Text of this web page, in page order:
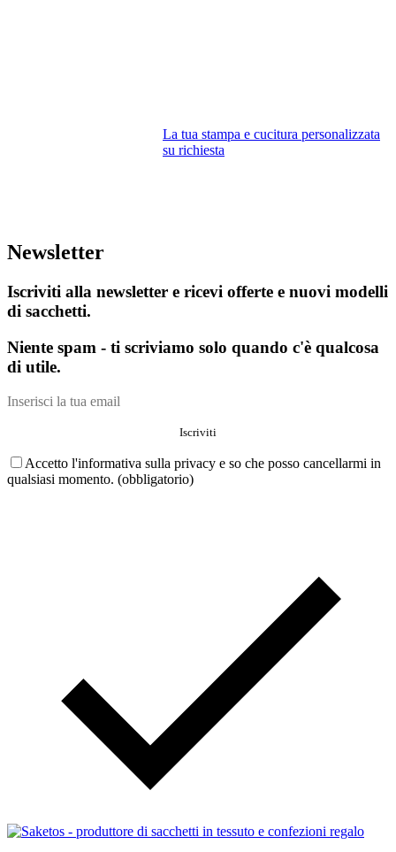
La tua stampa e cucitura personalizzata
su richiesta
Newsletter
Iscriviti alla newsletter e ricevi offerte e nuovi modelli
di sacchetti.
Niente spam - ti scriviamo solo quando c'è qualcosa
di utile.
Accetto l'informativa sulla privacy e so che posso cancellarmi in
qualsiasi momento. (obbligatorio)